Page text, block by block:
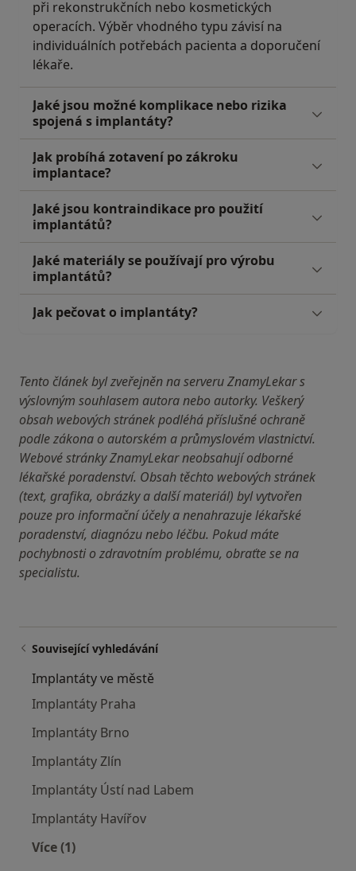
při rekonstrukčních nebo kosmetických
operacích. Výběr vhodného typu závisí na
individuálních potřebách pacienta a doporučení
lékaře.
Jaké jsou možné komplikace nebo rizika
spojená s implantáty?
Jak probíhá zotavení po zákroku
implantace?
Jaké jsou kontraindikace pro použití
implantátů?
Jaké materiály se používají pro výrobu
implantátů?
Jak pečovat o implantáty?
Tento článek byl zveřejněn na serveru ZnamyLekar s
výslovným souhlasem autora nebo autorky. Veškerý
obsah webových stránek podléhá příslušné ochraně
podle zákona o autorském a průmyslovém vlastnictví.
Webové stránky ZnamyLekar neobsahují odborné
lékařské poradenství. Obsah těchto webových stránek
(text, grafika, obrázky a další materiál) byl vytvořen
pouze pro informační účely a nenahrazuje lékařské
poradenství, diagnózu nebo léčbu. Pokud máte
pochybnosti o zdravotním problému, obraťte se na
specialistu.
Související vyhledávání
Implantáty ve městě
Implantáty Praha
Implantáty Brno
Implantáty Zlín
Implantáty Ústí nad Labem
Implantáty Havířov
Více (1)